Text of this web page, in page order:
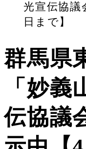
光宣伝協議
日まで】
群馬県
「妙
伝協議